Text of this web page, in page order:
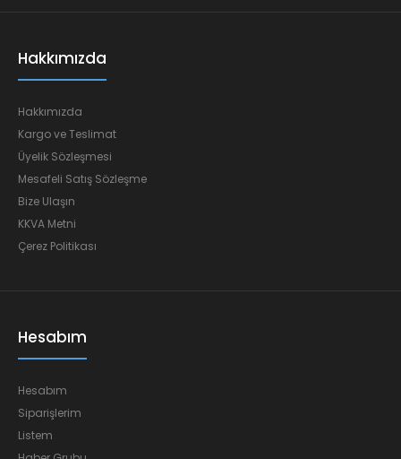
Hakkımızda
Hakkımızda
Kargo ve Teslimat
Üyelik Sözleşmesi
Mesafeli Satış Sözleşme
Bize Ulaşın
KKVA Metni
Çerez Politikası
Hesabım
Hesabım
Siparişlerim
Listem